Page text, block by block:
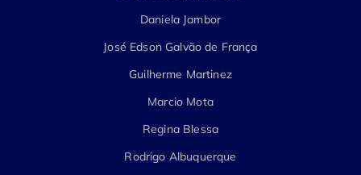
Daniela Jambor
José Edson Galvão de França
Guilherme Martinez
Marcio Mota
Regina Blessa
Rodrigo Albuquerque